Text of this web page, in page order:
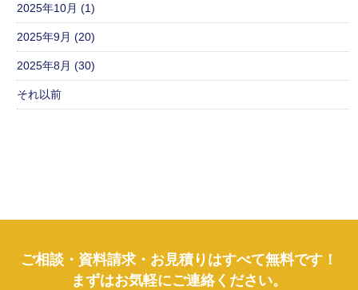
2025年10月 (1)
2025年9月 (20)
2025年8月 (30)
それ以前
ご相談・資料請求・お見積りはすべて無料です！
まずはお気軽にご連絡ください。